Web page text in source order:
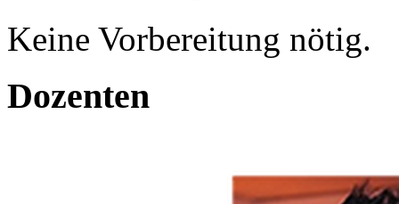
Keine Vorbereitung nötig.
Dozenten